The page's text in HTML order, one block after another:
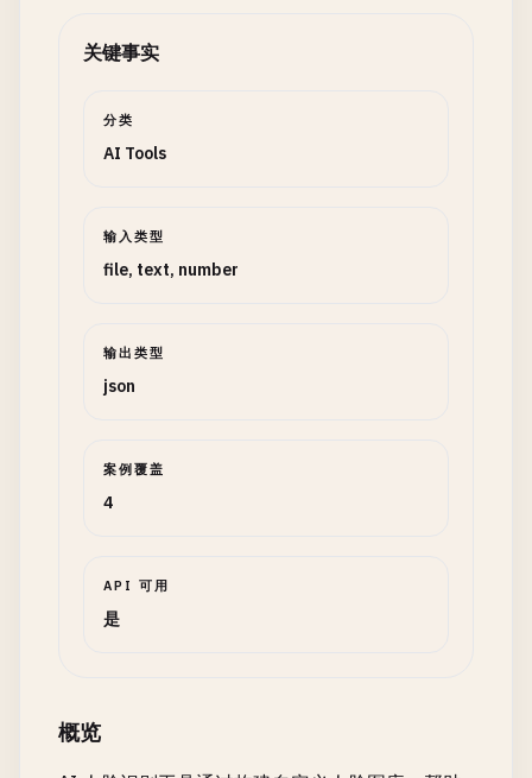
关键事实
分类
AI Tools
输入类型
file, text, number
输出类型
json
案例覆盖
4
API 可用
是
概览